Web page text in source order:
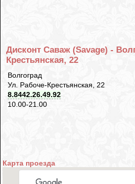
Дисконт Саваж (Savage) -
Крестьянская, 22
Волгоград
Ул. Рабоче-Крестьянская, 22
8.8442.26.49.92
10.00-21.00
Карта проезда